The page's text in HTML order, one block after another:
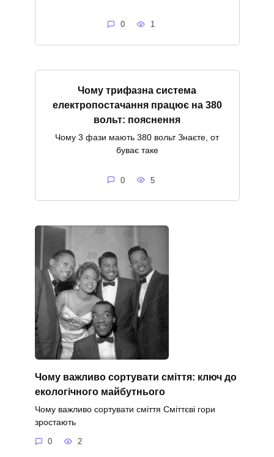
0 1
Чому трифазна система
електропостачання працює на 380
вольт: пояснення
Чому 3 фази мають 380 вольт Знаєте, от
буває таке
0 5
Чому важливо сортувати сміття: ключ до
екологічного майбутнього
Чому важливо сортувати сміття Сміттєві гори
зростають
0 2